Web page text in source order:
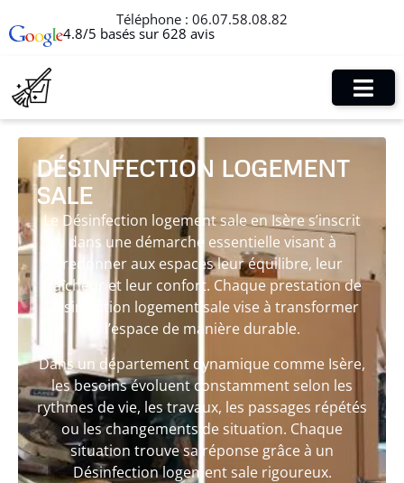
Téléphone : 06.07.58.08.82
4.8/5 basés sur 628 avis
DÉSINFECTION LOGEMENT
SALE
Le Désinfection logement sale en Isère s’inscrit
dans une démarche essentielle visant à
redonner aux espaces leur équilibre, leur
fraîcheur et leur confort. Chaque prestation de
Désinfection logement sale vise à transformer
l’espace de manière durable.
Dans un département dynamique comme Isère,
les besoins évoluent constamment selon les
rythmes de vie, les travaux, les passages répétés
ou les changements de situation. Chaque
situation trouve sa réponse grâce à un
Désinfection logement sale rigoureux.